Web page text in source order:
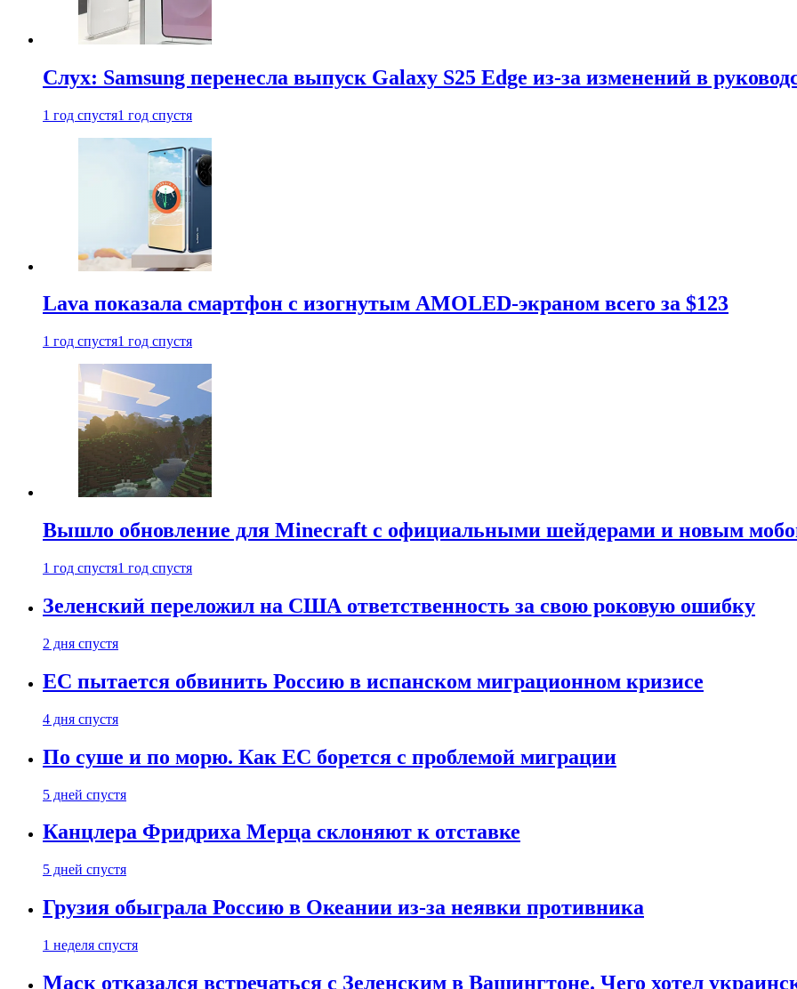
Слух: Samsung перенесла выпуск Galaxy S25 Edge из-за изменений в
1 год спустя1 год спустя
Lava показала смартфон с изогнутым AMOLED-экраном всего за $123
1 год спустя1 год спустя
Вышло обновление для Minecraft с официальными шейдерами и новым
1 год спустя1 год спустя
Зеленский переложил на США ответственность за свою роковую ошибку
2 дня спустя
ЕС пытается обвинить Россию в испанском миграционном кризисе
4 дня спустя
По суше и по морю. Как ЕС борется с проблемой миграции
5 дней спустя
Канцлера Фридриха Мерца склоняют к отставке
5 дней спустя
Грузия обыграла Россию в Океании из-за неявки противника
1 неделя спустя
Маск отказался встречаться с Зеленским в Вашингтоне. Чего хотел